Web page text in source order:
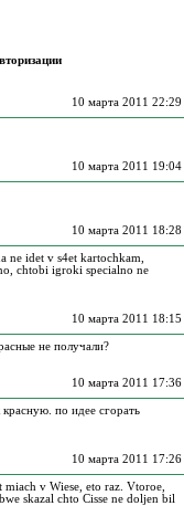
10 марта 2011 22:29
10 марта 2011 19:04
10 марта 2011 18:28
ne idet v s4et kartochkam,
chtobi igroki specialno ne
10 марта 2011 18:15
не получали?
10 марта 2011 17:36
красную. по идее сгорать
10 марта 2011 17:26
v Wiese, eto raz. Vtoroe,
skazal chto Cisse ne doljen bil